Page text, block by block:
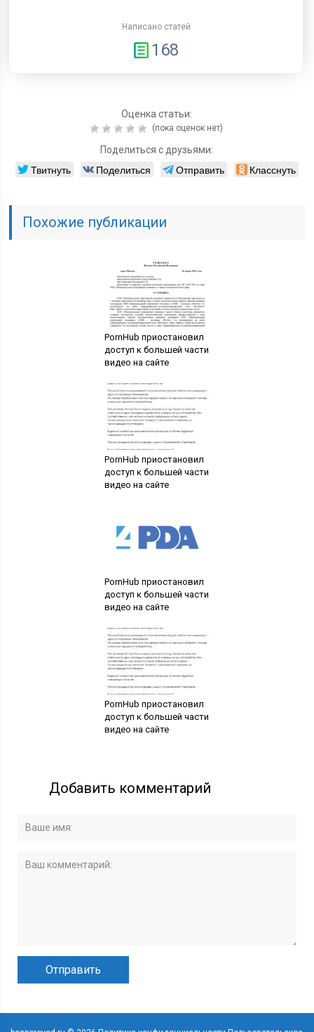
Написано статей
168
Оценка статьи:
(пока оценок нет)
Поделиться с друзьями:
Твитнуть Поделиться Отправить Класснуть
Похожие публикации
PornHub приостановил
доступ к большей части
видео на сайте
PornHub приостановил
доступ к большей части
видео на сайте
PornHub приостановил
доступ к большей части
видео на сайте
PornHub приостановил
доступ к большей части
видео на сайте
Добавить комментарий